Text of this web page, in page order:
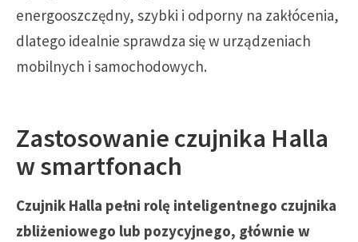
energooszczędny, szybki i odporny na zakłócenia,
dlatego idealnie sprawdza się w urządzeniach
mobilnych i samochodowych.
Zastosowanie czujnika Halla
w smartfonach
Czujnik Halla pełni rolę inteligentnego czujnika
zbliżeniowego lub pozycyjnego, głównie w